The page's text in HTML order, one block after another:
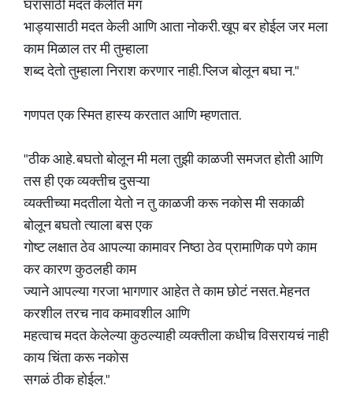
घरासाठी मदत केलीत मग
भाड्यासाठी मदत केली आणि आता नोकरी. खूप बर होईल जर मला
काम मिळाल तर मी तुम्हाला
शब्द देतो तुम्हाला निराश करणार नाही. प्लिज बोलून बघा न."
गणपत एक स्मित हास्य करतात आणि म्हणतात.
"ठीक आहे. बघतो बोलून मी मला तुझी काळजी समजत होती आणि
तस ही एक व्यक्तीच दुसऱ्या
व्यक्तीच्या मदतीला येतो न तु काळजी करू नकोस मी सकाळी
बोलून बघतो त्याला बस एक
गोष्ट लक्षात ठेव आपल्या कामावर निष्ठा ठेव प्रामाणिक पणे काम
कर कारण कुठलही काम
ज्याने आपल्या गरजा भागणार आहेत ते काम छोटं नसत. मेहनत
करशील तरच नाव कमावशील आणि
महत्वाच मदत केलेल्या कुठल्याही व्यक्तीला कधीच विसरायचं नाही
काय चिंता करू नकोस
सगळं ठीक होईल."